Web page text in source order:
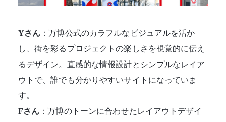
Yさん ：万博公式のカラフルなビジュアルを活か
し、街を彩るプロジェクトの楽しさを視覚的に伝え
るデザイン。直感的な情報設計とシンプルなレイア
ウトで、誰でも分かりやすいサイトになっていま
す。
Fさん ：万博のトーンに合わせたレイアウトデザイ